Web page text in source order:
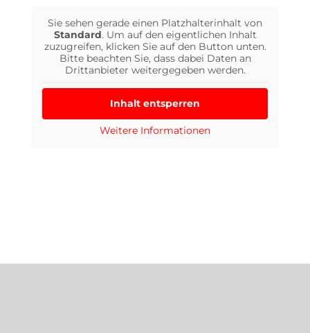
Sie sehen gerade einen Platzhalterinhalt von
Standard. Um auf den eigentlichen Inhalt
zuzugreifen, klicken Sie auf den Button unten.
Bitte beachten Sie, dass dabei Daten an
Drittanbieter weitergegeben werden.
Inhalt entsperren
Weitere Informationen